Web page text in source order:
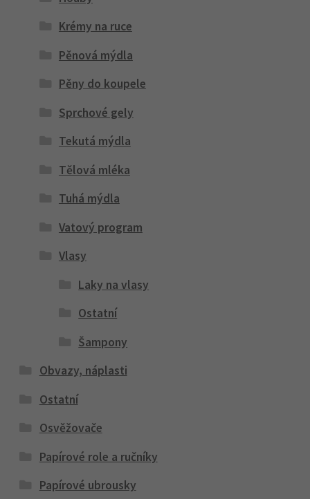
Krémy na ruce
Pěnová mýdla
Pěny do koupele
Sprchové gely
Tekutá mýdla
Tělová mléka
Tuhá mýdla
Vatový program
Vlasy
Laky na vlasy
Ostatní
Šampony
Obvazy, náplasti
Ostatní
Osvěžovače
Papírové role a ručníky
Papírové ubrousky